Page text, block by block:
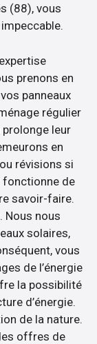
(88), vous
prenons en
panneaux
régulier
leur
en
révisions si
fonctionne de
savoir-faire.
Nous nous
solaires,
vous
de l’énergie
la possibilité
d’énergie.
de la nature.
offres de